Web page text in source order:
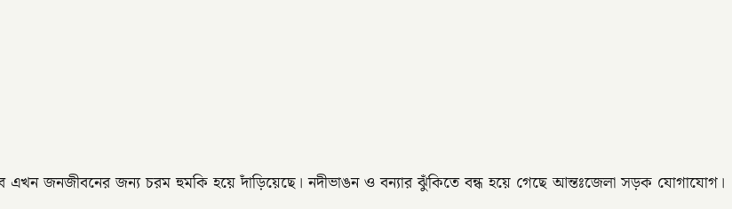
এখন জনজীবনের জন্য চরম হুমকি হয়ে দাঁড়িয়েছে। নদীভাঙন ও বন্যার ঝুঁকিতে বন্ধ হয়ে গেছে আন্তঃজেলা সড়ক যোগাযোগ।